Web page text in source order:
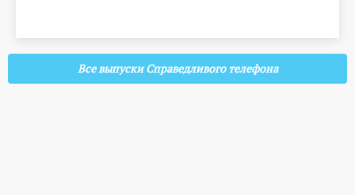
Все выпуски Справедливого телефона